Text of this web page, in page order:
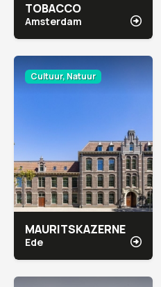
TOBACCO
Amsterdam
Cultuur, Natuur
MAURITSKAZERNE
Ede